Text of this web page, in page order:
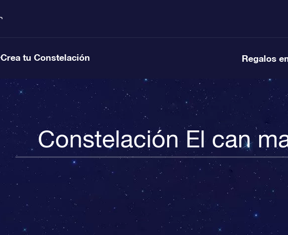
Crea tu Constelación Regalos
Constelación El can